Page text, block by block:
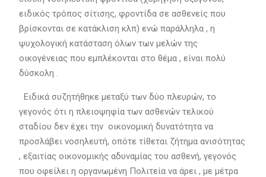
ειδικός τρόπος σίτισης, φροντίδα σε ασθενείς που
βρίσκονται σε κατάκλιση κλπ) ενώ παράλληλα , η
ψυχολογική κατάσταση όλων των μελών της
οικογένειας που εμπλέκονται στο θέμα , είναι πολύ
δύσκολη .
Ειδικά συζητήθηκε μεταξύ των δύο πλευρών, το
γεγονός ότι η πλειοψηφία των ασθενών τελικού
σταδίου δεν έχει την οικονομική δυνατότητα να
προσλάβει νοσηλευτή, οπότε τίθεται ζήτημα ανισότητας
, εξαιτίας οικονομικής αδυναμίας του ασθενή, γεγονός
που οφείλει η οργανωμένη Πολιτεία να άρει , με μέτρα